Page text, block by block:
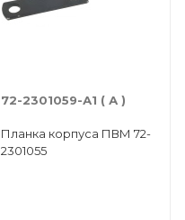
72-2301059-А1 ( А )
Планка корпуса ПВМ 72-
2301055